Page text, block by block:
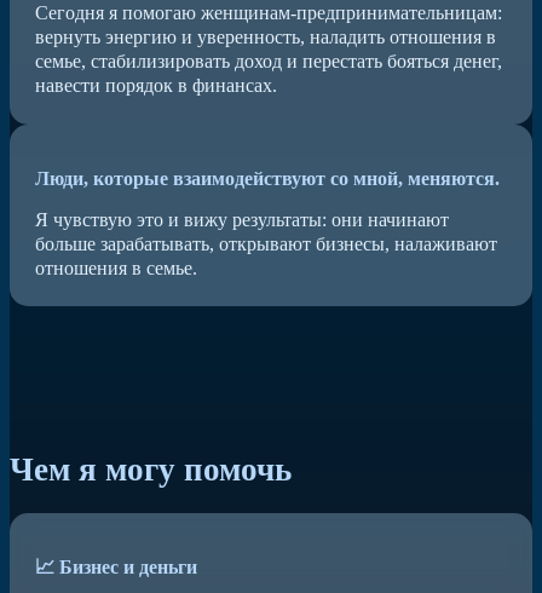
Сегодня я помогаю женщинам-предпринимательницам:
вернуть энергию и уверенность, наладить отношения в
семье, стабилизировать доход и перестать бояться денег,
навести порядок в финансах.
Люди, которые взаимодействуют со мной, меняются.
Я чувствую это и вижу результаты: они начинают
больше зарабатывать, открывают бизнесы, налаживают
отношения в семье.
Чем я могу помочь
📈 Бизнес и деньги